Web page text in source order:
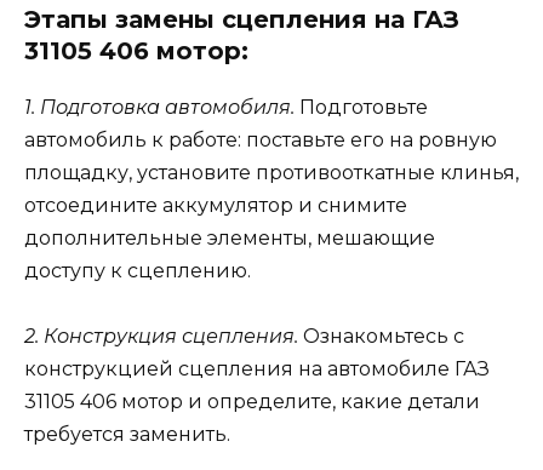
Этапы замены сцепления на ГАЗ
31105 406 мотор:
1. Подготовка автомобиля. Подготовьте
автомобиль к работе: поставьте его на ровную
площадку, установите противооткатные клинья,
отсоедините аккумулятор и снимите
дополнительные элементы, мешающие
доступу к сцеплению.
2. Конструкция сцепления. Ознакомьтесь с
конструкцией сцепления на автомобиле ГАЗ
31105 406 мотор и определите, какие детали
требуется заменить.